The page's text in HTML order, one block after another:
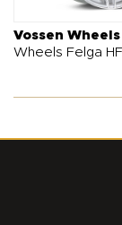
Vossen Wheels
Wheels Felga